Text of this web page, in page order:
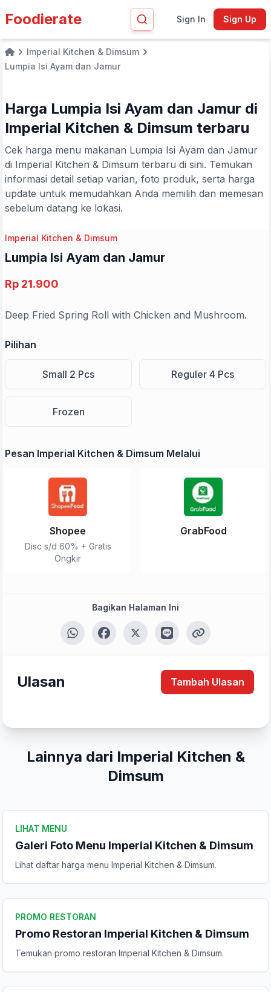
Foodierate Sign In Sign Up
HomeImperial Kitchen & Dimsum
Lumpia Isi Ayam dan Jamur
Harga Lumpia Isi Ayam dan Jamur di
Imperial Kitchen & Dimsum terbaru
Cek harga menu makanan Lumpia Isi Ayam dan Jamur
di Imperial Kitchen & Dimsum terbaru di sini. Temukan
informasi detail setiap varian, foto produk, serta harga
update untuk memudahkan Anda memilih dan memesan
sebelum datang ke lokasi.
Imperial Kitchen & Dimsum
Lumpia Isi Ayam dan Jamur
Rp 21.900
Deep Fried Spring Roll with Chicken and Mushroom.
Pilihan
Small 2 Pcs Reguler 4 Pcs
Frozen
Pesan Imperial Kitchen & Dimsum Melalui
Shopee
Disc s/d 60% + Gratis
Ongkir
GrabFood
Bagikan Halaman Ini
Ulasan Tambah Ulasan
Lainnya dari Imperial Kitchen &
Dimsum
LIHAT MENU
Galeri Foto Menu Imperial Kitchen & Dimsum
Lihat daftar harga menu Imperial Kitchen & Dimsum.
PROMO RESTORAN
Promo Restoran Imperial Kitchen & Dimsum
Temukan promo restoran Imperial Kitchen & Dimsum.
Tulis Ulasan
Peringkat Anda
Komentar Anda